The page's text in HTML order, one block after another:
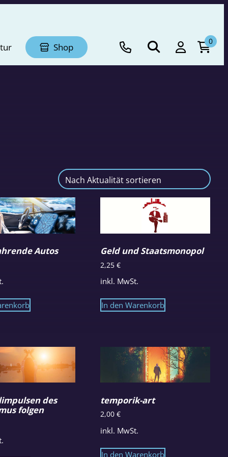
Shop
0
Autos Geld und Staatsmonopol
2,25 €
inkl. MwSt.
In den Warenkorb
des
folgen
temporik-art
2,00 €
inkl. MwSt.
In den Warenkorb